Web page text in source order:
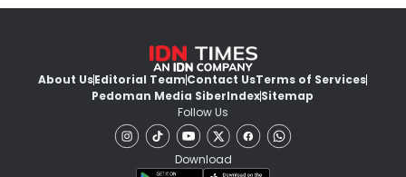
About UsEditorial TeamContact UsTerms of Services
Pedoman Media SiberIndexSitemap
Follow Us
Download